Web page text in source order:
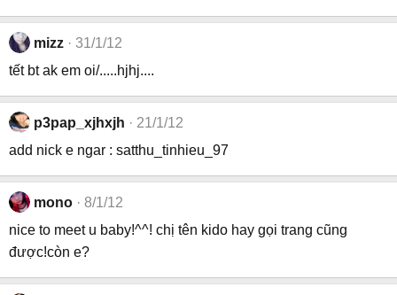
mizz
31/1/12
tết bt ak em oi/.....hjhj....
p3pap_xjhxjh
21/1/12
add nick e ngar : satthu_tinhieu_97
mono
8/1/12
nice to meet u baby!^^! chị tên kido hay gọi trang cũng
được!còn e?